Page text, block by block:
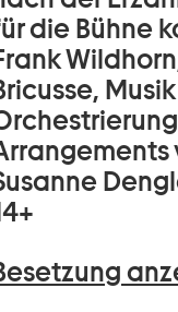
die Bühne